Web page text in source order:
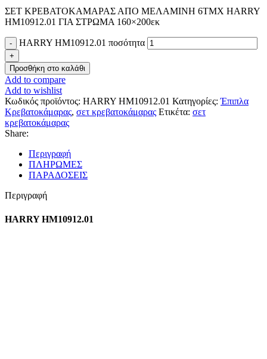
ΣΕΤ ΚΡΕΒΑΤΟΚΑΜΑΡΑΣ ΑΠΟ ΜΕΛΑΜΙΝΗ 6ΤΜΧ HARRY
HM10912.01 ΓΙΑ ΣΤΡΩΜΑ 160×200εκ
HARRY HM10912.01 ποσότητα
Προσθήκη στο καλάθι
Add to compare
Add to wishlist
Κωδικός προϊόντος: HARRY HM10912.01 Κατηγορίες: Έπιπλα
Κρεβατοκάμαρας, σετ κρεβατοκάμαρας Ετικέτα: σετ
κρεβατοκάμαρας
Share:
Περιγραφή
ΠΛΗΡΩΜΕΣ
ΠΑΡΑΔΟΣΕΙΣ
Περιγραφή
HARRY HM10912.01